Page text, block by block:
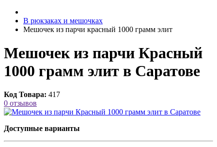
В рюкзаках и мешочках
Мешочек из парчи красный 1000 грамм элит
Мешочек из парчи Красный
1000 грамм элит в Саратове
Код Товара: 417
0 отзывов
Доступные варианты